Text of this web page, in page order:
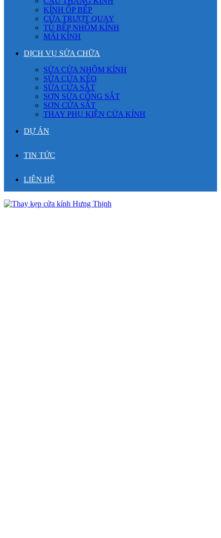
KÍNH ỐP BẾP
CỬA TRƯỢT QUAY
TỦ BẾP NHÔM KÍNH
MÁI KÍNH
DỊCH VỤ SỬA CHỮA
SỬA CỬA NHÔM KÍNH
SỬA CỬA KÉO
SỬA CỬA SẮT
SƠN SỬA CỔNG SẮT
SƠN CỬA SẮT
THAY PHỤ KIỆN CỬA KÍNH
DỰ ÁN
TIN TỨC
LIÊN HỆ